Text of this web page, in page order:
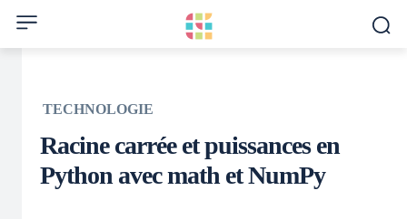
TECHNOLOGIE
Racine carrée et puissances en
Python avec math et NumPy